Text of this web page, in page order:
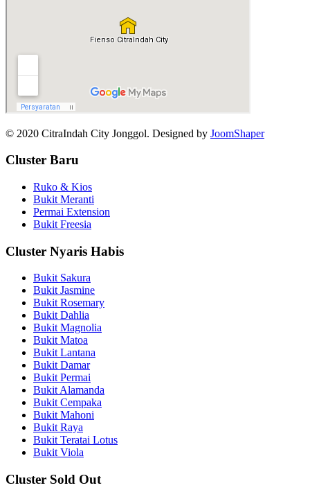
© 2020 CitraIndah City Jonggol. Designed by JoomShaper
Cluster Baru
Ruko & Kios
Bukit Meranti
Permai Extension
Bukit Freesia
Cluster Nyaris Habis
Bukit Sakura
Bukit Jasmine
Bukit Rosemary
Bukit Dahlia
Bukit Magnolia
Bukit Matoa
Bukit Lantana
Bukit Damar
Bukit Permai
Bukit Alamanda
Bukit Cempaka
Bukit Mahoni
Bukit Raya
Bukit Teratai Lotus
Bukit Viola
Cluster Sold Out